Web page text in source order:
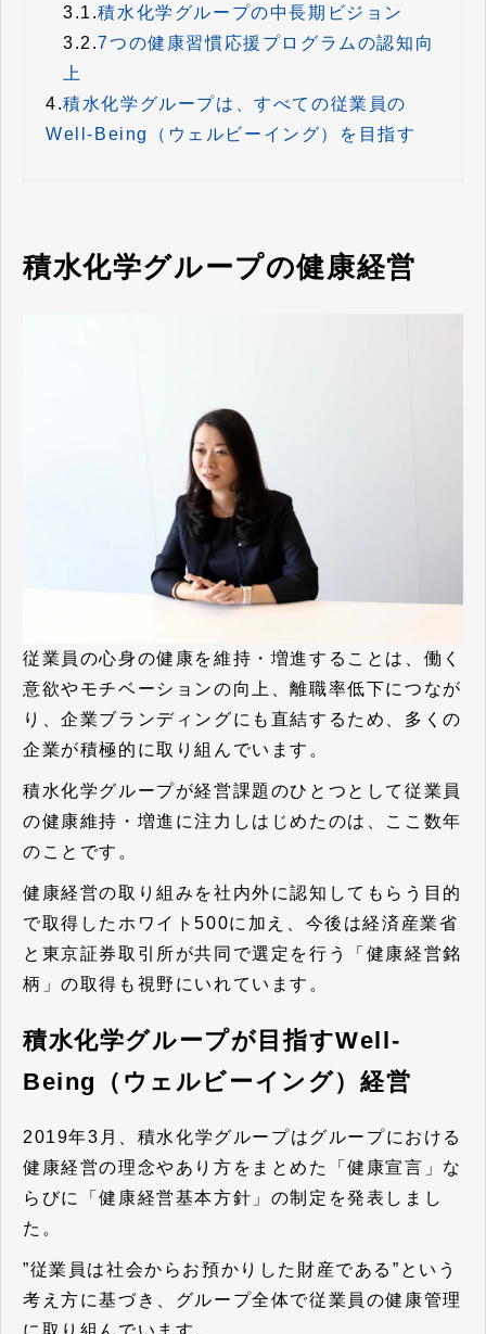
3.1.積水化学グループの中長期ビジョン
3.2.7つの健康習慣応援プログラムの認知向
上
4.積水化学グループは、すべての従業員の
Well-Being（ウェルビーイング）を目指す
積水化学グループの健康経営
従業員の心身の健康を維持・増進することは、働く
意欲やモチベーションの向上、離職率低下につなが
り、企業ブランディングにも直結するため、多くの
企業が積極的に取り組んでいます。
積水化学グループが経営課題のひとつとして従業員
の健康維持・増進に注力しはじめたのは、ここ数年
のことです。
健康経営の取り組みを社内外に認知してもらう目的
で取得したホワイト500に加え、今後は経済産業省
と東京証券取引所が共同で選定を行う「健康経営銘
柄」の取得も視野にいれています。
積水化学グループが目指すWell-
Being（ウェルビーイング）経営
2019年3月、積水化学グループはグループにおける
健康経営の理念やあり方をまとめた「健康宣言」な
らびに「健康経営基本方針」の制定を発表しまし
た。
”従業員は社会からお預かりした財産である”という
考え方に基づき、グループ全体で従業員の健康管理
に取り組んでいます。